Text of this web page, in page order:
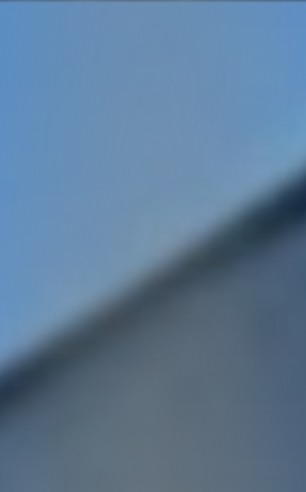
Panneau de gestion des cookies